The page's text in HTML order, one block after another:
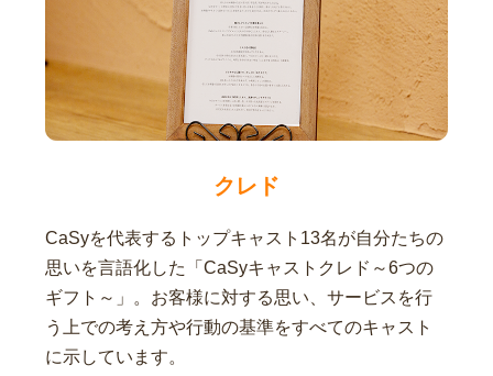
クレド
CaSyを代表するトップキャスト13名が自分たちの
思いを言語化した「CaSyキャストクレド～6つの
ギフト～」。お客様に対する思い、サービスを行
う上での考え方や行動の基準をすべてのキャスト
に示しています。